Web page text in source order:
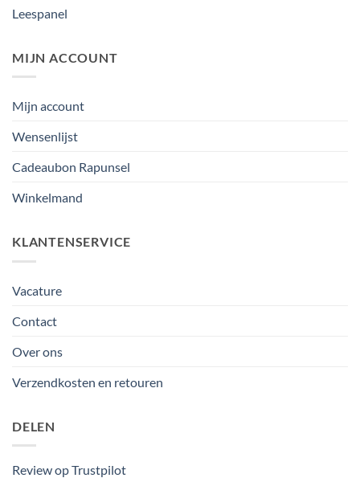
Leespanel
MIJN ACCOUNT
Mijn account
Wensenlijst
Cadeaubon Rapunsel
Winkelmand
KLANTENSERVICE
Vacature
Contact
Over ons
Verzendkosten en retouren
DELEN
Review op Trustpilot